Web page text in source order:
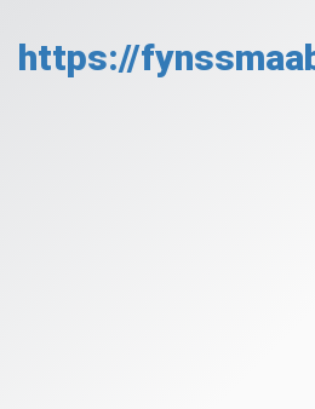
https://